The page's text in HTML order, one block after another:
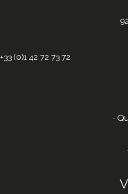
+33 (0)1 42 72 73 72